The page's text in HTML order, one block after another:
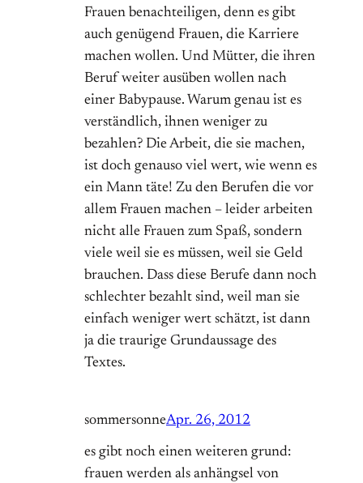
Frauen benachteiligen, denn es gibt
auch genügend Frauen, die Karriere
machen wollen. Und Mütter, die ihren
Beruf weiter ausüben wollen nach
einer Babypause. Warum genau ist es
verständlich, ihnen weniger zu
bezahlen? Die Arbeit, die sie machen,
ist doch genauso viel wert, wie wenn es
ein Mann täte! Zu den Berufen die vor
allem Frauen machen – leider arbeiten
nicht alle Frauen zum Spaß, sondern
viele weil sie es müssen, weil sie Geld
brauchen. Dass diese Berufe dann noch
schlechter bezahlt sind, weil man sie
einfach weniger wert schätzt, ist dann
ja die traurige Grundaussage des
Textes.
sommersonneApr. 26, 2012
es gibt noch einen weiteren grund:
frauen werden als anhängsel von